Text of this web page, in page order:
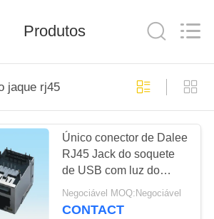
de cabo do
Produtos
jaque rj45
Único conector de Dalee
RJ45 Jack do soquete
de USB com luz do
diodo emissor de luz em
produtos automotivos
Negociável MOQ:Negociável
CONTACT